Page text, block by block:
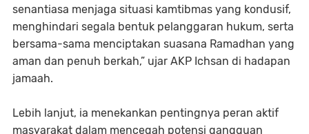
senantiasa menjaga situasi kamtibmas yang kondusif,
menghindari segala bentuk pelanggaran hukum, serta
bersama-sama menciptakan suasana Ramadhan yang
aman dan penuh berkah,” ujar AKP Ichsan di hadapan
jamaah.
Lebih lanjut, ia menekankan pentingnya peran aktif
masyarakat dalam mencegah potensi gangguan